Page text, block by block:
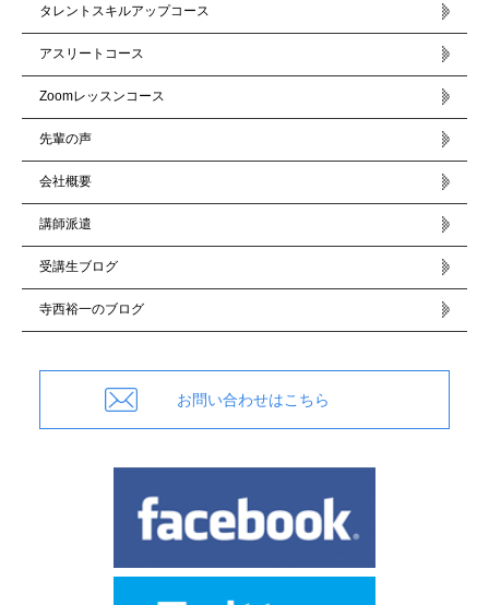
タレントスキルアップコース
アスリートコース
Zoomレッスンコース
先輩の声
会社概要
講師派遣
受講生ブログ
寺西裕一のブログ
お問い合わせはこちら